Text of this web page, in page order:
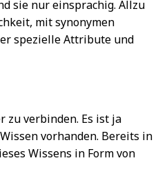
sie nur einsprachig. Allzu
mit synonymen
spezielle Attribute und
zu verbinden. Es ist ja
vorhanden. Bereits in
Wissens in Form von